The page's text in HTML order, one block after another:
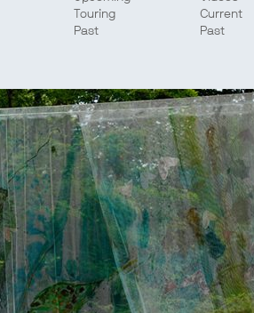
Touring
Past
Current
Past